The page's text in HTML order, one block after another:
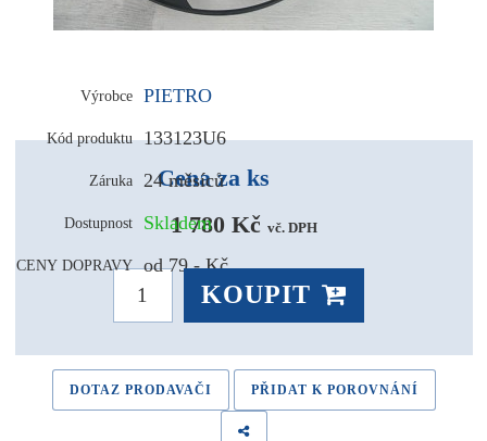
Výrobce PIETRO
Kód produktu 133123U6
Záruka 24 měsíců
Dostupnost Skladem
CENY DOPRAVY od 79,- Kč
Cena za ks
1 780 Kč vč. DPH
KOUPIT
DOTAZ PRODAVAČI PŘIDAT K POROVNÁNÍ